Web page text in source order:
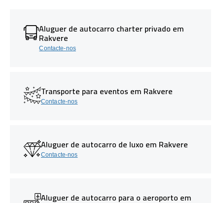
Aluguer de autocarro charter privado em
Rakvere
Contacte-nos
Transporte para eventos em Rakvere
Contacte-nos
Aluguer de autocarro de luxo em Rakvere
Contacte-nos
Aluguer de autocarro para o aeroporto em